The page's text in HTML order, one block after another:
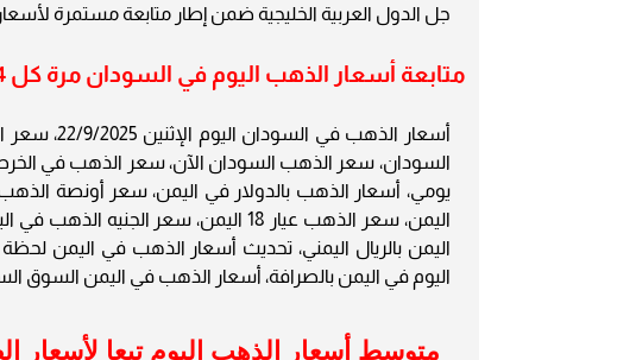
جل الدول العربية الخليجية ضمن إطار متابعة مستمرة
متابعة أسعار الذهب اليوم في السودان مرة كل 24 ساعة
أسعار
السودان، سعر الذهب السودان الآن، سعر الذهب في
اليمن، سعر الذهب عيار 18 اليمن، سعر
اليمن بالريال اليمني، تحديث أسعار الذهب في اليمن
اليوم في اليمن بالصرافة، أسعار الذهب في اليمن السوق
متوسط أسعار الذهب اليوم تبعا لأسعار